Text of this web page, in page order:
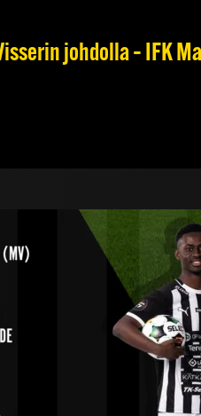
johdolla – IFK